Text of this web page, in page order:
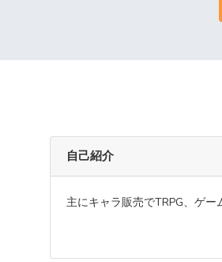
自己紹介
主にキャラ販売でTRPG、ゲ